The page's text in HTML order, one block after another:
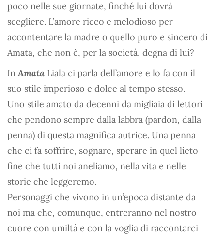
poco nelle sue giornate, finché lui dovrà
scegliere. L’amore ricco e melodioso per
accontentare la madre o quello puro e sincero di
Amata, che non è, per la società, degna di lui?
InAmata Liala ci parla dell’amore e lo fa con il
suo stile imperioso e dolce al tempo stesso.
Uno stile amato da decenni da migliaia di lettori
che pendono sempre dalla labbra (pardon, dalla
penna) di questa magnifica autrice. Una penna
che ci fa soffrire, sognare, sperare in quel lieto
fine che tutti noi aneliamo, nella vita e nelle
storie che leggeremo.
Personaggi che vivono in un’epoca distante da
noi ma che, comunque, entreranno nel nostro
cuore con umiltà e con la voglia di raccontarci